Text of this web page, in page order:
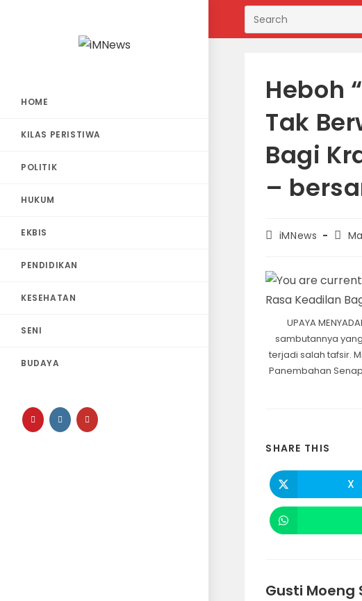
content
HOME
KILAS PERISTIWA
POLITIK
HUKUM
EKBIS
PENDIDIKAN
KESEHATAN
SENI
BUDAYA
Heboh
Tak
Bagi
–
PostiMNews
Post
UPAYA
sambutannya
terjadi salah tafsir.
Panembahan
SHARE THIS
THIS
Opens
in
a
X
Gusti Moeng